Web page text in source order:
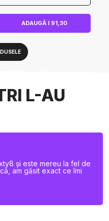
ADAUGĂ I 91,30
L-AU
și este mereu la fel de
am găsit exact ce îmi